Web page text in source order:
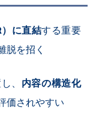
に直結する重要
脱を招く
、 内容の構造化
価されやすい